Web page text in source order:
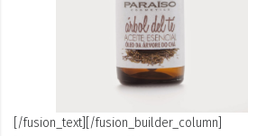
[/fusion_text][/fusion_builder_column]